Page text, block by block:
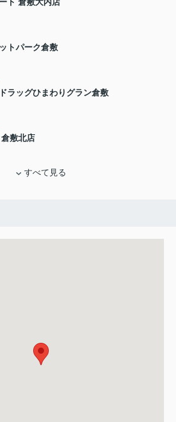
ト 倉敷大内店
トパーク倉敷
ラッグひまわりグラン倉敷
敷北店
すべて見る